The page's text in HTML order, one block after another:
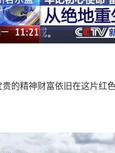
贵的精神财富依旧在这片红